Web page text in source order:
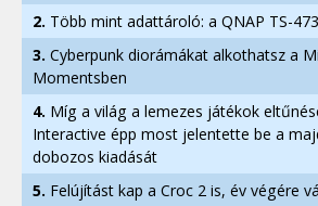
2. Több mint adattároló: a QNAP TS-
3. Cyberpunk diorámákat alkothatsz a
Momentsben
4. Míg a világ a lemezes játékok
Interactive épp most jelentette be a
dobozos kiadását
5. Felújítást kap a Croc 2 is, év végére